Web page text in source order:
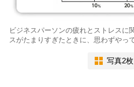
ビジネスパーソンの疲れとストレスに
スがたまりすぎたときに、思わずやっ
写真2枚